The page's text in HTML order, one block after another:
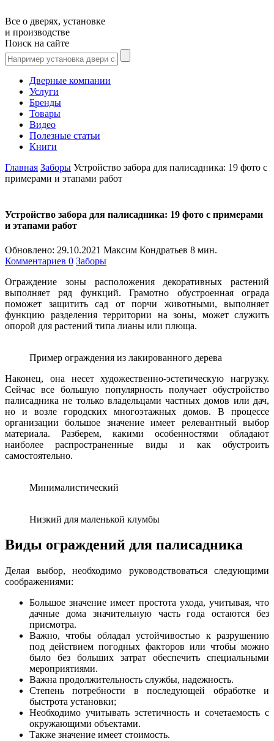
Все о дверях, установке
и производстве
Поиск на сайте
Дверные компании
Услуги
Бренды
Товары
Видео
Полезные статьи
Книги
Главная Заборы Устройство забора для палисадника: 19 фото с
примерами и этапами работ
Устройство забора для палисадника: 19 фото с примерами
и этапами работ
Обновлено: 29.10.2021 Максим Кондратьев 8 мин.
Комментариев 0 Заборы
Ограждение зоны расположения декоративных растений
выполняет ряд функций. Грамотно обустроенная ограда
поможет защитить сад от порчи животными, выполняет
функцию разделения территории на зоны, может служить
опорой для растений типа лианы или плюща.
Пример ограждения из лакированного дерева
Наконец, она несет художественно-эстетическую нагрузку.
Сейчас все большую популярность получает обустройство
палисадника не только владельцами частных домов или дач,
но и возле городских многоэтажных домов. В процессе
организации большое значение имеет релевантный выбор
материала. Разберем, какими особенностями обладают
наиболее распространенные виды и как обустроить
самостоятельно.
Минималистический
Низкий для маленькой клумбы
Виды ограждений для палисадника
Делая выбор, необходимо руководствоваться следующими
соображениями:
Большое значение имеет простота ухода, учитывая, что
дачные дома значительную часть года остаются без
присмотра.
Важно, чтобы обладал устойчивостью к разрушению
под действием погодных факторов или чтобы можно
было без больших затрат обеспечить специальными
мероприятиями.
Важна продолжительность службы, надежность.
Степень потребности в последующей обработке и
быстрота установки;
Необходимо учитывать эстетичность и сочетаемость с
окружающими объектами.
Также значение имеет стоимость.